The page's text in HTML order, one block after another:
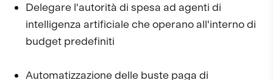
Delegare l'autorità di spesa ad agenti di
intelligenza artificiale che operano all'interno di
budget predefiniti
Automatizzazione delle buste paga di